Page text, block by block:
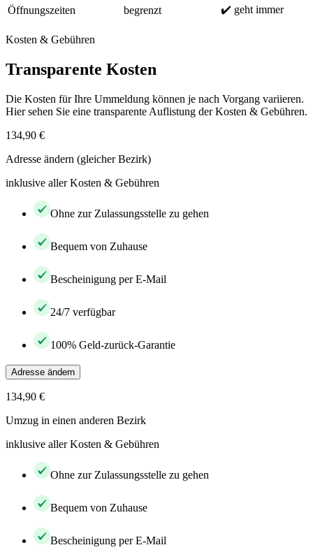
Öffnungszeiten begrenzt ✔️ geht immer
Kosten & Gebühren
Transparente Kosten
Die Kosten für Ihre Ummeldung können je nach Vorgang variieren.
Hier sehen Sie eine transparente Auflistung der Kosten & Gebühren.
134,90 €
Adresse ändern (gleicher Bezirk)
inklusive aller Kosten & Gebühren
Ohne zur Zulassungsstelle zu gehen
Bequem von Zuhause
Bescheinigung per E-Mail
24/7 verfügbar
100% Geld-zurück-Garantie
Adresse ändern
134,90 €
Umzug in einen anderen Bezirk
inklusive aller Kosten & Gebühren
Ohne zur Zulassungsstelle zu gehen
Bequem von Zuhause
Bescheinigung per E-Mail